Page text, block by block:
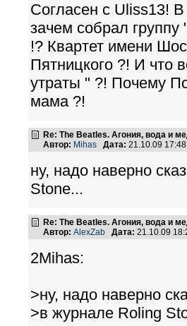
Согласен с Uliss13!
зачем собрал
!? Квартет имени
Пятницкого ?! И что
утраты " ?! Почему
мама ?!
Re: The Beatles. Агония, вода и
Автор: Mihas Дата: 21.10.09
ну, надо наверно
Stone...
Re: The Beatles. Агония, вода и
Автор: AlexZab Дата: 21.10.09
2Mihas:
>ну, надо наверно
>в журнале Roling